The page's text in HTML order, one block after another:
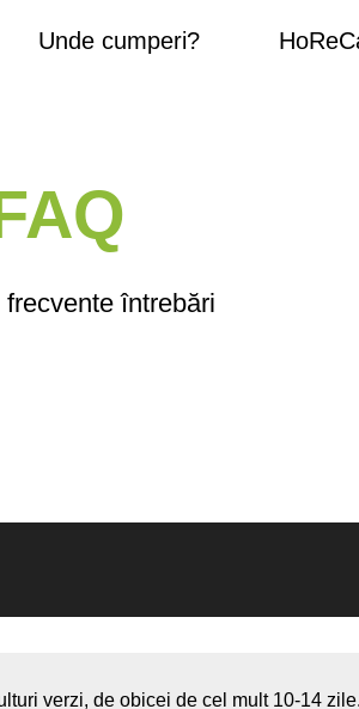
cumperi? HoReCa
verzi, de obicei de cel mult 10-14